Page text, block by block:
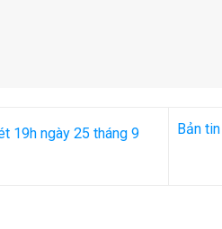
19h ngày 25 tháng 9
Bản